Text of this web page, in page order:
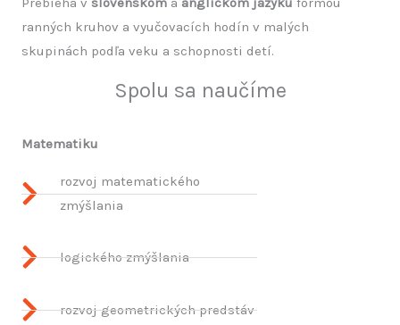
ranných kruhov a vyučovacích hodín v malých
skupinách podľa veku a schopnosti detí.
Spolu sa naučíme
Matematiku
rozvoj matematického
zmýšlania
logického zmýšlania
rozvoj geometrických predstáv